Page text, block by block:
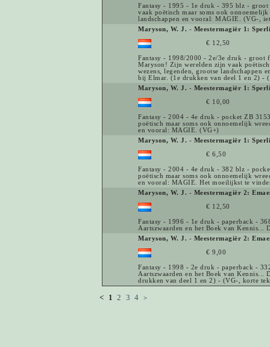
Fantasy - 1995 - 1e druk - 395 blz - groot
vaak poëtisch maar soms ook
landschappen en vooral: MAGIE. (VG-,
Maryson, W. J. - Meestermagiër 1:
€ 12,50
Fantasy - 1998/2000 - 2e/3e druk - groot
Maryson! Zijn werelden zijn vaak
wezens, legenden, grootse landschappen
bij Elmar. (1e drukken van deel 1 en 2) -
Maryson, W. J. - Meestermagiër 1:
€ 10,00
Fantasy - 2004 - 4e druk - pocket ZB
poëtisch maar soms ook onnoemelijk
en vooral: MAGIE. (VG+)
Maryson, W. J. - Meestermagiër 1:
€ 6,50
Fantasy - 2004 - 4e druk - 382 blz -
poëtisch maar soms ook onnoemelijk
en vooral: MAGIE. Het moeilijkst te
Maryson, W. J. - Meestermagiër 2:
€ 12,50
Fantasy - 1996 - 1e druk - paperback -
Aartszwaarden en het Boek van Kennis...
Maryson, W. J. - Meestermagiër 2:
€ 9,00
Fantasy - 1998 - 2e druk - paperback -
Aartszwaarden en het Boek van Kennis...
drukken van deel 1 en 2) - (VG-, korte
< 1 2 3 4 >